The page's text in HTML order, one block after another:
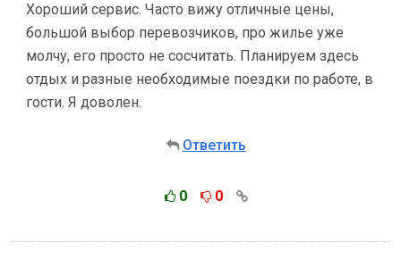
Хороший сервис. Часто вижу отличные цены,
большой выбор перевозчиков, про жилье уже
молчу, его просто не сосчитать. Планируем здесь
отдых и разные необходимые поездки по работе, в
гости. Я доволен.
Ответить
0 0